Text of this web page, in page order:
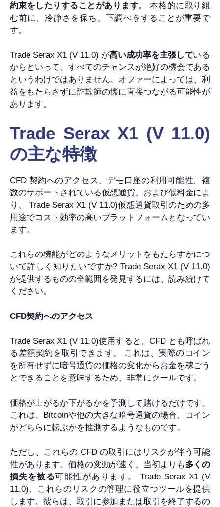
約束をしたりすることがあります。 本格的に取り組
む前に、冷静さを保ち、下調べをすることが重要で
す。
Trade Serax X1 (V 11.0) が高い成功率を主張している
からといって、すべてのチャンスが絶好の機会である
というわけではありません。オファーによっては、利
益をもたらさずに詐欺師の懐​​に直接つながる可能性が
あります。
Trade Serax X1 (V 11.0)
の主な特徴
CFD 契約へのアクセス、デモ口座の利用可能性、複
数のサポートされている仮想通貨、および低料金によ
り、 Trade Serax X1 (V 11.0)仮想通貨取引のための多
用途でコスト効率の高いプラットフォームとなってい
ます。
これらの機能がどのようなメリットをもたらすかにつ
いて詳しく知りたいですか? Trade Serax X1 (V 11.0)
が提供するものの全範囲を発見するには、読み続けて
ください。
CFD契約へのアクセス
Trade Serax X1 (V 11.0)使用すると、CFD とも呼ばれ
る差額契約を取引できます。 これは、実際のコイン
を所有せずに暗号通貨の価格の変化からお金を稼ごう
とできることを意味するため、非常にクールです。
価格が上がるか下がるかを予測して賭けるだけです。
これは、Bitcoinや他の大きな暗号通貨の場合、コイン
がどちらに転ぶかを推測するようなものです。
ただし、これらの CFD の取引にはリスクが伴う可能
性があります。価格の変動が速く、当初よりも多くの
損失を被る可能性があります。 Trade Serax X1 (V
11.0)、これらのリスクの管理に役立つツールを提供
します。彼らは、取引に参加または取引を終了するの